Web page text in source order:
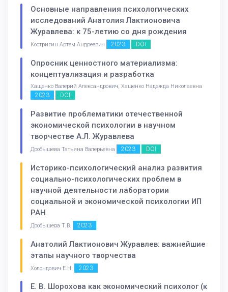
Основные направления психологических
исследований Анатолия Лактионовича
Журавлева: к 75-летию со дня рождения
Костригин Артем Андреевич 2023 DOI
Опросник ценностного материализма:
концептуализация и разработка
Хащенко Валерий Александрович, Хащенко Надежда Николаевна
2023 DOI
Развитие проблематики отечественной
экономической психологии в научном
творчестве А.Л. Журавлева
Дробышева Татьяна Валерьевна 2023 DOI
Историко-психологический анализ развития
социально-психологических проблем в
научной деятельности лаборатории
социальной и экономической психологии ИП
РАН
Дробышева Т.В. 2023
Анатолий Лактионович Журавлев: важнейшие
этапы научного творчества
Холондович Е.Н. 2023
Е. В. Шорохова как экономический психолог (к